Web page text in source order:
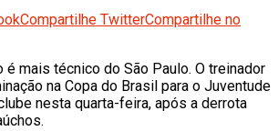
Compartilhe TwitterCompartilhe no
é mais técnico do São Paulo. O treinador
na Copa do Brasil para o Juventude
nesta quarta-feira, após a derrota